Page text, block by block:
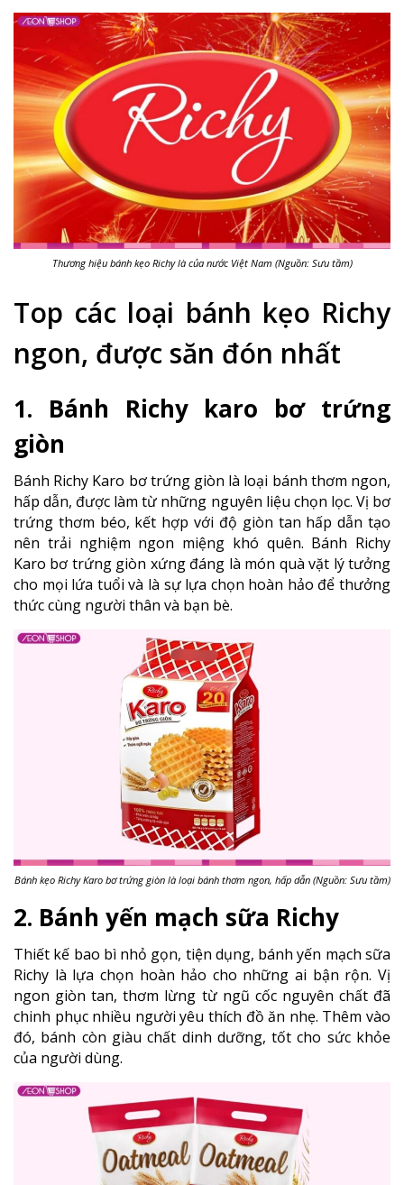
Thương hiệu bánh kẹo Richy là của nước Việt Nam (Nguồn: Sưu tầm)
Top các loại bánh kẹo Richy
ngon, được săn đón nhất
1. Bánh Richy karo bơ trứng
giòn
Bánh Richy Karo bơ trứng giòn là loại bánh thơm ngon,
hấp dẫn, được làm từ những nguyên liệu chọn lọc. Vị bơ
trứng thơm béo, kết hợp với độ giòn tan hấp dẫn tạo
nên trải nghiệm ngon miệng khó quên. Bánh Richy
Karo bơ trứng giòn xứng đáng là món quà vặt lý tưởng
cho mọi lứa tuổi và là sự lựa chọn hoàn hảo để thưởng
thức cùng người thân và bạn bè.
Bánh kẹo Richy Karo bơ trứng giòn là loại bánh thơm ngon, hấp dẫn (Nguồn: Sưu tầm)
2. Bánh yến mạch sữa Richy
Thiết kế bao bì nhỏ gọn, tiện dụng, bánh yến mạch sữa
Richy là lựa chọn hoàn hảo cho những ai bận rộn. Vị
ngon giòn tan, thơm lừng từ ngũ cốc nguyên chất đã
chinh phục nhiều người yêu thích đồ ăn nhẹ. Thêm vào
đó, bánh còn giàu chất dinh dưỡng, tốt cho sức khỏe
của người dùng.